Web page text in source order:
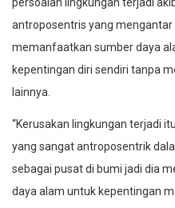
antroposentris yang
memanfaatkan sumber daya
kepentingan diri sendiri tanpa
lainnya.
yang sangat antroposentrik
sebagai pusat di bumi jadi dia
daya alam untuk kepentingan
makhluk-makhluk hidup lain